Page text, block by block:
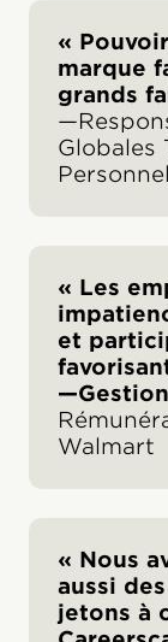
«
marque
grands
Globales
« Les
et
Walmart
« Nous
aussi
jetons à